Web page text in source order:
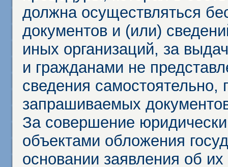
должна осуществляться
документов и (или)
иных организаций, за
и гражданами не
сведения
запрашиваемых
За совершение
объектами обложения
основании заявления об